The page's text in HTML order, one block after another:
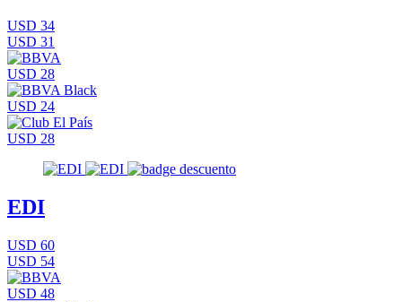
USD 34
USD 31
USD 28
USD 24
USD 28
EDI
USD 60
USD 54
USD 48